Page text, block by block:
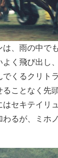
、雨の中で
く飛び出し
くるクリト
ことなく先
セキテイリ
わるが、ミホ